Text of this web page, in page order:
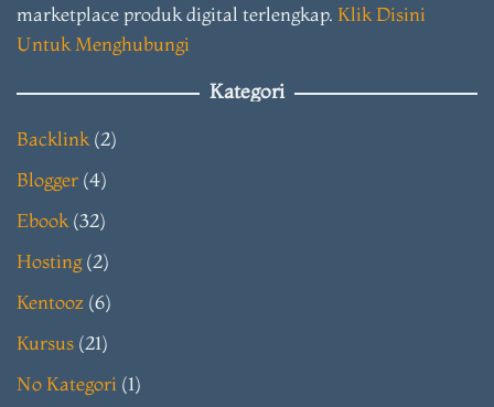
marketplace produk digital terlengkap. Klik Disini
Untuk Menghubungi
Kategori
Backlink (2)
Blogger (4)
Ebook (32)
Hosting(2)
Kentooz (6)
Kursus (21)
No Kategori (1)